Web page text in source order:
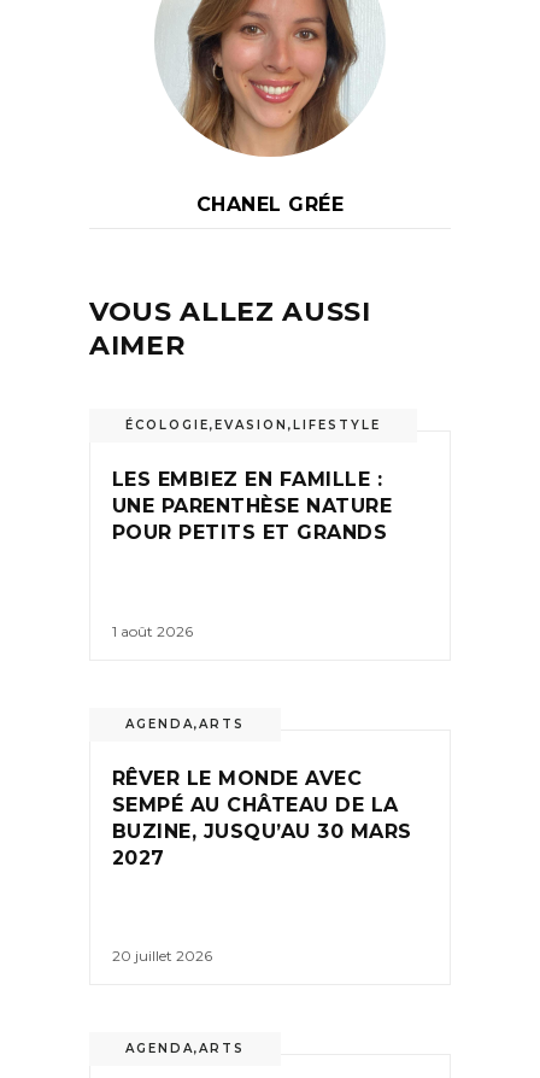
CHANEL GRÉE
VOUS ALLEZ AUSSI
AIMER
ÉCOLOGIE, EVASION , LIFESTYLE
LES EMBIEZ EN FAMILLE :
UNE PARENTHÈSE NATURE
POUR PETITS ET GRANDS
1 août 2026
AGENDA,ARTS
RÊVER LE MONDE AVEC
SEMPÉ AU CHÂTEAU DE LA
BUZINE, JUSQU’AU 30 MARS
2027
20 juillet 2026
AGENDA,ARTS